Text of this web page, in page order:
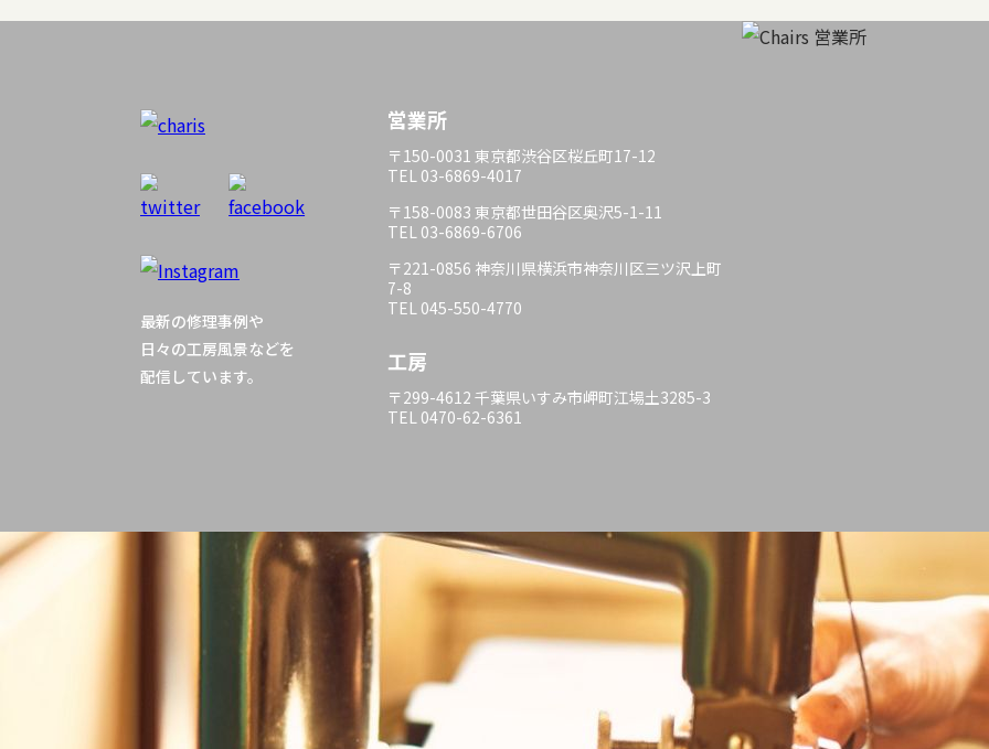
最新の修理事例や
日々の工房風景などを
配信しています。
営業所
〒150-0031 東京都渋谷区桜丘町17-12
TEL 03-6869-4017
〒158-0083 東京都世田谷区奥沢5-1-11
TEL 03-6869-6706
〒221-0856 神奈川県横浜市神奈川区三ツ沢上町
7-8
TEL 045-550-4770
工房
〒299-4612 千葉県いすみ市岬町江場土3285-3
TEL 0470-62-6361